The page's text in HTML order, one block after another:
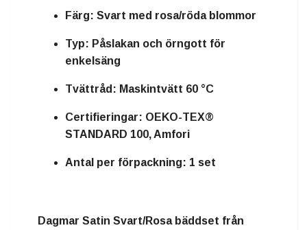
Färg: Svart med rosa/röda blommor
Typ: Påslakan och örngott för
enkelsäng
Tvättråd: Maskintvätt 60 °C
Certifieringar: OEKO-TEX®
STANDARD 100, Amfori
Antal per förpackning: 1 set
Dagmar Satin Svart/Rosa bäddset från